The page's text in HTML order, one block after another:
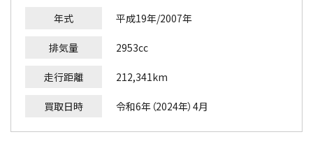
年式 平成19年/2007年
排気量 2953cc
走行距離 212,341km
買取日時 令和6年（2024年）4月